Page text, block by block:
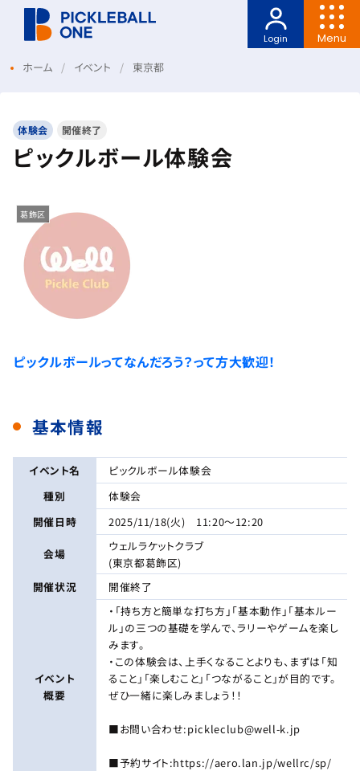
Menu
Login
ホーム イベント 東京都
体験会 開催終了
ピックルボール体験会
葛飾区
ピックルボールってなんだろう？って方大歓迎！
基本情報
イベント名
ピックルボール体験会
種別
体験会
開催日時
2025/11/18(火) 11:20～12:20
会場
ウェルラケットクラブ
(東京都葛飾区)
開催状況
開催終了
イベント
概要
・「持ち方と簡単な打ち方」「基本動作」「基本ルー
ル」の三つの基礎を学んで、ラリーやゲームを楽し
みます。
・この体験会は、上手くなることよりも、まずは「知
ること」「楽しむこと」「つながること」が目的です。
ぜひ一緒に楽しみましょう！！
■お問い合わせ:pickleclub@well-k.jp
■予約サイト:https://aero.lan.jp/wellrc/sp/